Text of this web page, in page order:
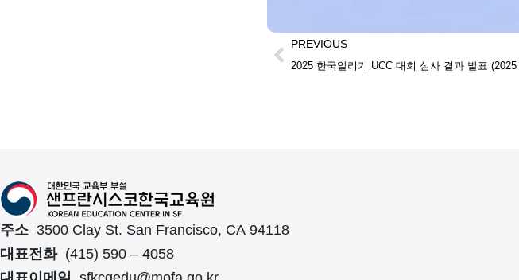
PREVIOUS
주소 3500 Clay St. San Francisco, CA 94118
대표전화(415) 590 – 4058